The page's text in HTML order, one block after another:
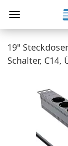
19"
Schalter, C14,